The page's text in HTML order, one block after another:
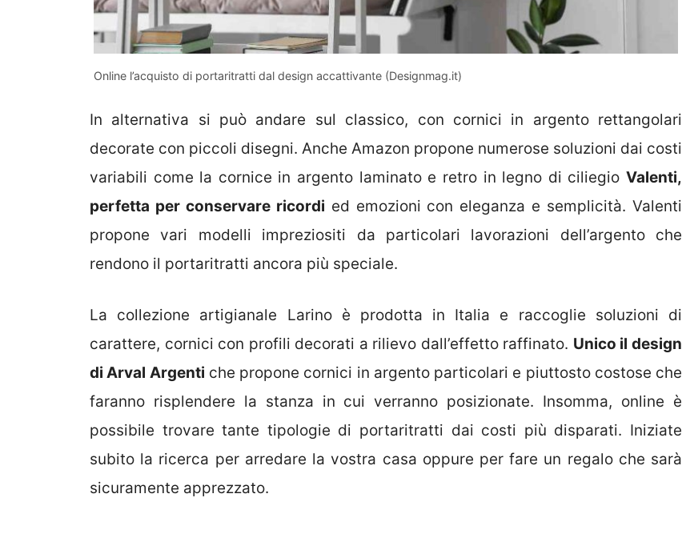
Online l’acquisto di portaritratti dal design accattivante (Designmag.it)
In alternativa si può andare sul classico, con cornici in argento rettangolari
decorate con piccoli disegni. Anche Amazon propone numerose soluzioni dai costi
variabili come la cornice in argento laminato e retro in legno di ciliegio Valenti,
perfetta per conservare ricordi ed emozioni con eleganza e semplicità. Valenti
propone vari modelli impreziositi da particolari lavorazioni dell’argento che
rendono il portaritratti ancora più speciale.
La collezione artigianale Larino è prodotta in Italia e raccoglie soluzioni di
carattere, cornici con profili decorati a rilievo dall’effetto raffinato. Unico il design
di Arval Argenti che propone cornici in argento particolari e piuttosto costose che
faranno risplendere la stanza in cui verranno posizionate. Insomma, online è
possibile trovare tante tipologie di portaritratti dai costi più disparati. Iniziate
subito la ricerca per arredare la vostra casa oppure per fare un regalo che sarà
sicuramente apprezzato.